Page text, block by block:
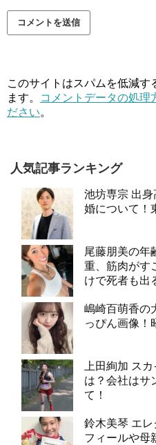
このサイトはスパムを低減す
ます。
コメントデータの処理
ださい。
人気記事ランキング
池坊専宗 出
婚について！
尾藤朋美の年
重、筋肉がす
けで死者も出
嶋崎百萌香の
っぴん画像！
上田絢加 ス
は？会社はサ
て！
鈴木美琴 エ
フィールや母